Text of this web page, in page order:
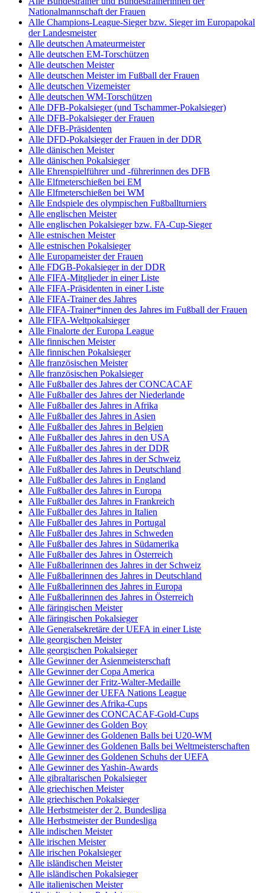
Nationalmannschaft der Frauen
Alle Champions-League-Sieger bzw. Sieger im Europapokal
der Landesmeister
Alle deutschen Amateurmeister
Alle deutschen EM-Torschützen
Alle deutschen Meister
Alle deutschen Meister im Fußball der Frauen
Alle deutschen Vizemeister
Alle deutschen WM-Torschützen
Alle DFB-Pokalsieger (und Tschammer-Pokalsieger)
Alle DFB-Pokalsieger der Frauen
Alle DFB-Präsidenten
Alle DFD-Pokalsieger der Frauen in der DDR
Alle dänischen Meister
Alle dänischen Pokalsieger
Alle Ehrenspielführer und -führerinnen des DFB
Alle Elfmeterschießen bei EM
Alle Elfmeterschießen bei WM
Alle Endspiele des olympischen Fußballturniers
Alle englischen Meister
Alle englischen Pokalsieger bzw. FA-Cup-Sieger
Alle estnischen Meister
Alle estnischen Pokalsieger
Alle Europameister der Frauen
Alle FDGB-Pokalsieger in der DDR
Alle FIFA-Mitglieder in einer Liste
Alle FIFA-Präsidenten in einer Liste
Alle FIFA-Trainer des Jahres
Alle FIFA-Trainer*innen des Jahres im Fußball der Frauen
Alle FIFA-Weltpokalsieger
Alle Finalorte der Europa League
Alle finnischen Meister
Alle finnischen Pokalsieger
Alle französischen Meister
Alle französischen Pokalsieger
Alle Fußballer des Jahres der CONCACAF
Alle Fußballer des Jahres der Niederlande
Alle Fußballer des Jahres in Afrika
Alle Fußballer des Jahres in Asien
Alle Fußballer des Jahres in Belgien
Alle Fußballer des Jahres in den USA
Alle Fußballer des Jahres in der DDR
Alle Fußballer des Jahres in der Schweiz
Alle Fußballer des Jahres in Deutschland
Alle Fußballer des Jahres in England
Alle Fußballer des Jahres in Europa
Alle Fußballer des Jahres in Frankreich
Alle Fußballer des Jahres in Italien
Alle Fußballer des Jahres in Portugal
Alle Fußballer des Jahres in Schweden
Alle Fußballer des Jahres in Südamerika
Alle Fußballer des Jahres in Österreich
Alle Fußballerinnen des Jahres in der Schweiz
Alle Fußballerinnen des Jahres in Deutschland
Alle Fußballerinnen des Jahres in Europa
Alle Fußballerinnen des Jahres in Österreich
Alle färingischen Meister
Alle färingischen Pokalsieger
Alle Generalsekretäre der UEFA in einer Liste
Alle georgischen Meister
Alle georgischen Pokalsieger
Alle Gewinner der Asienmeisterschaft
Alle Gewinner der Copa America
Alle Gewinner der Fritz-Walter-Medaille
Alle Gewinner der UEFA Nations League
Alle Gewinner des Afrika-Cups
Alle Gewinner des CONCACAF-Gold-Cups
Alle Gewinner des Golden Boy
Alle Gewinner des Goldenen Balls bei U20-WM
Alle Gewinner des Goldenen Balls bei Weltmeisterschaften
Alle Gewinner des Goldenen Schuhs der UEFA
Alle Gewinner des Yashin-Awards
Alle gibraltarischen Pokalsieger
Alle griechischen Meister
Alle griechischen Pokalsieger
Alle Herbstmeister der 2. Bundesliga
Alle Herbstmeister der Bundesliga
Alle indischen Meister
Alle irischen Meister
Alle irischen Pokalsieger
Alle isländischen Meister
Alle isländischen Pokalsieger
Alle italienischen Meister